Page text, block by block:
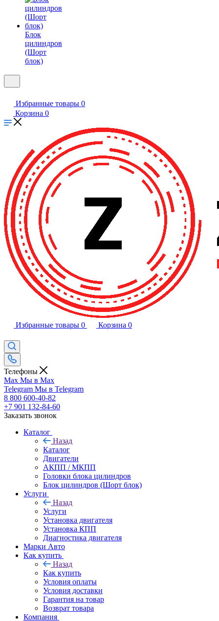
Блок
цилиндров
(Шорт
блок)
Избранные товары 0
Корзина 0
Избранные товары 0 Корзина 0
Телефоны
Max Мы в Max
Telegram Мы в Telegram
8 800 600-40-82
+7 901 132-84-60
Заказать звонок
Каталог
Назад
Каталог
Двигатели
АКПП / МКПП
Головки блока цилиндров
Блок цилиндров (Шорт блок)
Услуги
Назад
Услуги
Установка двигателя
Установка КПП
Диагностика двигателя
Марки Авто
Как купить
Назад
Как купить
Условия оплаты
Условия доставки
Гарантия на товар
Возврат товара
Компания